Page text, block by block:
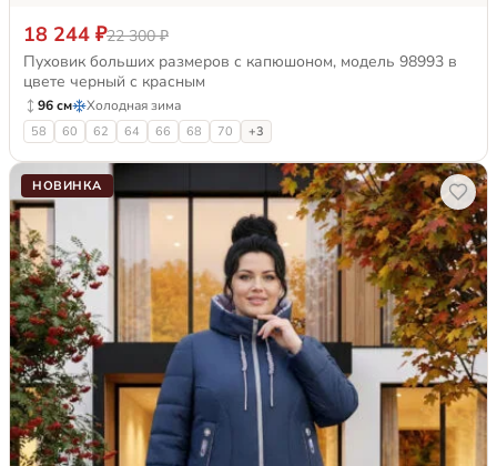
18 244 ₽22 300 ₽
Пуховик больших размеров с капюшоном, модель 98993 в
цвете черный с красным
96 см Холодная зима
58 60 62 64 66 68 70 +3
НОВИНКА